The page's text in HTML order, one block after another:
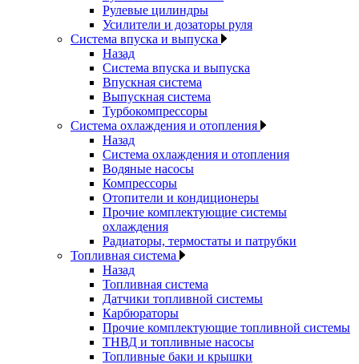
Рулевые цилиндры
Усилители и дозаторы руля
Система впуска и выпуска
Назад
Система впуска и выпуска
Впускная система
Выпускная система
Турбокомпрессоры
Система охлаждения и отопления
Назад
Система охлаждения и отопления
Водяные насосы
Компрессоры
Отопители и кондиционеры
Прочие комплектующие системы
охлаждения
Радиаторы, термостаты и патрубки
Топливная система
Назад
Топливная система
Датчики топливной системы
Карбюраторы
Прочие комплектующие топливной системы
ТНВД и топливные насосы
Топливные баки и крышки